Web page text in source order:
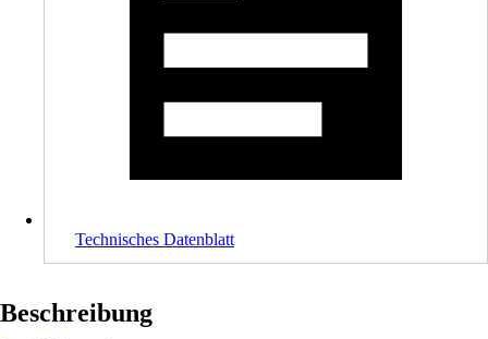
Technisches Datenblatt
Beschreibung